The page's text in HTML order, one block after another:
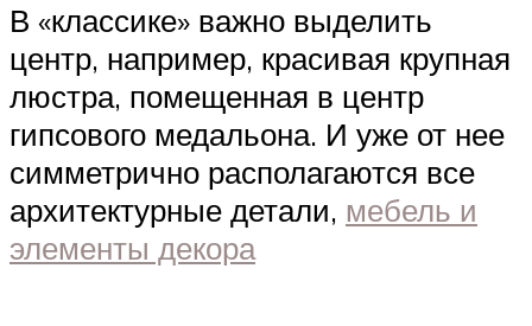
В «классике» важно выделить
центр, например, красивая крупная
люстра, помещенная в центр
гипсового медальона. И уже от нее
симметрично располагаются все
архитектурные детали, мебель и
элементы декора